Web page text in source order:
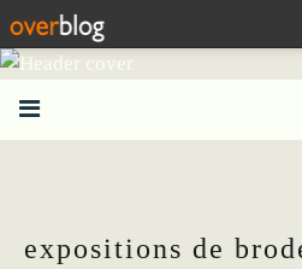
expositions de